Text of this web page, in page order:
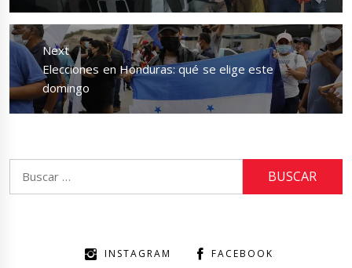
Next
Next
post:
Elecciones en Honduras: qué se elige este
domingo
INSTAGRAM FACEBOOK